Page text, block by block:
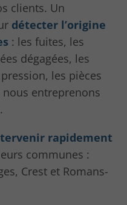
clients. Un
détecter l’origine
: les fuites, les
dégagées, les
les pièces
entreprenons
rapidement
communes :
Crest et Romans-